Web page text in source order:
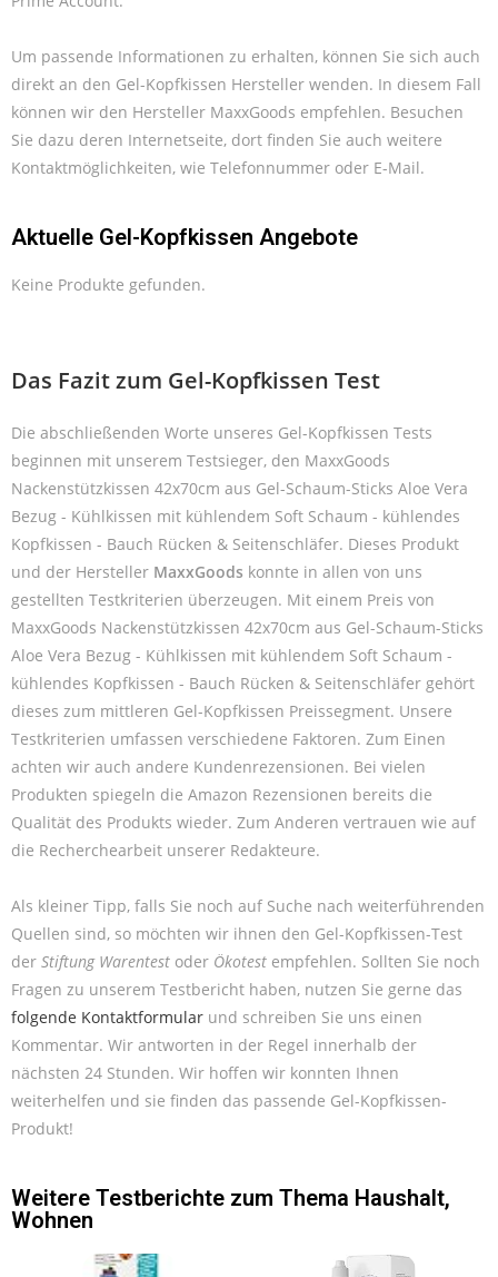
Um passende Informationen zu erhalten, können Sie sich auch
direkt an den Gel-Kopfkissen Hersteller wenden. In diesem Fall
können wir den Hersteller MaxxGoods empfehlen. Besuchen
Sie dazu deren Internetseite, dort finden Sie auch weitere
Kontaktmöglichkeiten, wie Telefonnummer oder E-Mail.
Aktuelle Gel-Kopfkissen Angebote
Keine Produkte gefunden.
Das Fazit zum Gel-Kopfkissen Test
Die abschließenden Worte unseres Gel-Kopfkissen Tests
beginnen mit unserem Testsieger, den MaxxGoods
Nackenstützkissen 42x70cm aus Gel-Schaum-Sticks Aloe Vera
Bezug - Kühlkissen mit kühlendem Soft Schaum - kühlendes
Kopfkissen - Bauch Rücken & Seitenschläfer. Dieses Produkt
und der Hersteller MaxxGoods konnte in allen von uns
gestellten Testkriterien überzeugen. Mit einem Preis von
MaxxGoods Nackenstützkissen 42x70cm aus Gel-Schaum-Sticks
Aloe Vera Bezug - Kühlkissen mit kühlendem Soft Schaum -
kühlendes Kopfkissen - Bauch Rücken & Seitenschläfer gehört
dieses zum mittleren Gel-Kopfkissen Preissegment. Unsere
Testkriterien umfassen verschiedene Faktoren. Zum Einen
achten wir auch andere Kundenrezensionen. Bei vielen
Produkten spiegeln die Amazon Rezensionen bereits die
Qualität des Produkts wieder. Zum Anderen vertrauen wie auf
die Recherchearbeit unserer Redakteure.
Als kleiner Tipp, falls Sie noch auf Suche nach weiterführenden
Quellen sind, so möchten wir ihnen den Gel-Kopfkissen-Test
der Stiftung Warentest oder Ökotest empfehlen. Sollten Sie noch
Fragen zu unserem Testbericht haben, nutzen Sie gerne das
folgende Kontaktformular und schreiben Sie uns einen
Kommentar. Wir antworten in der Regel innerhalb der
nächsten 24 Stunden. Wir hoffen wir konnten Ihnen
weiterhelfen und sie finden das passende Gel-Kopfkissen-
Produkt!
Weitere Testberichte zum Thema Haushalt,
Wohnen